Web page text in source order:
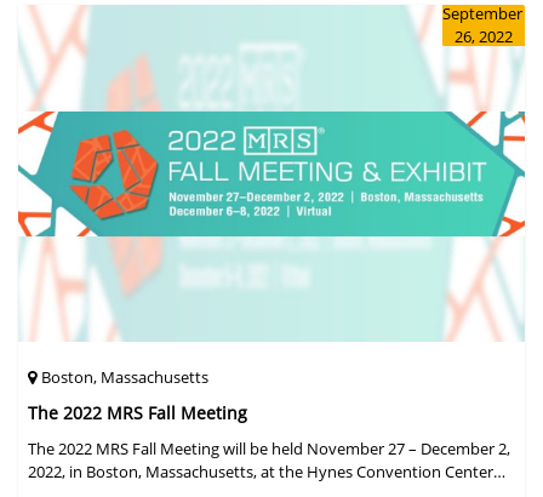
September
26, 2022
Boston, Massachusetts
The 2022 MRS Fall Meeting
The 2022 MRS Fall Meeting will be held November 27 – December 2,
2022, in Boston, Massachusetts, at the Hynes Convention Center